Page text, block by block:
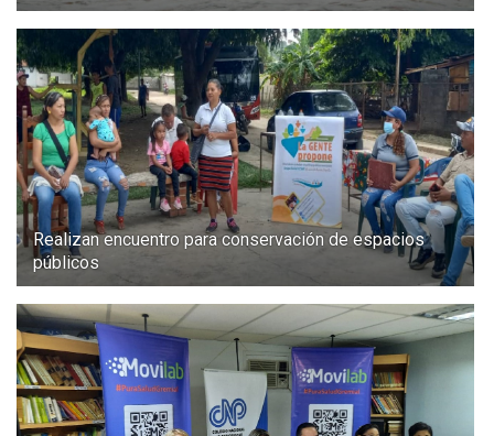
Realizan encuentro para conservación de espacios
públicos